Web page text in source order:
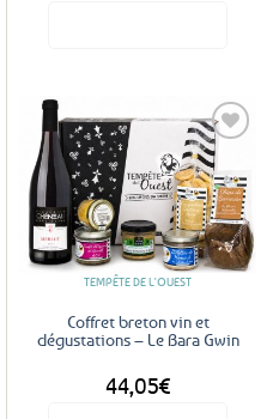
plusieurs
variations.
Les
options
peuvent
être
Ajouter
aux
favoris
TEMPÊTE DE L'OUEST
Coffret breton vin et
dégustations – Le Bara Gwin
44,05€